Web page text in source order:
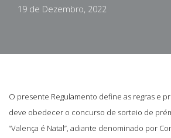
19 de Dezembro, 2022
O presente Regulamento define as regras e
deve obedecer o concurso de sorteio de
“Valença é Natal”, adiante denominado por